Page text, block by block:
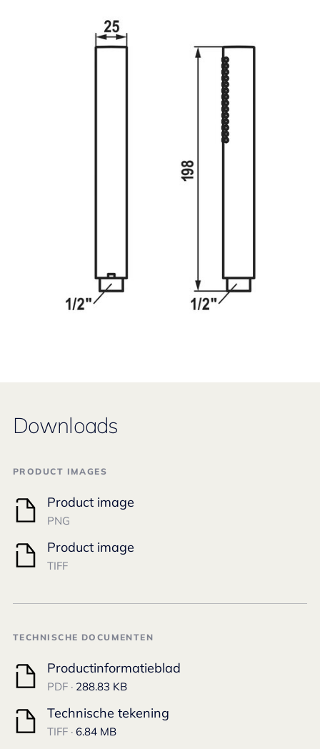
Downloads
PRODUCT IMAGES
Product image
PNG
Product image
TIFF
TECHNISCHE DOCUMENTEN
Productinformatieblad
PDF · 288.83 KB
Technische tekening
TIFF · 6.84 MB